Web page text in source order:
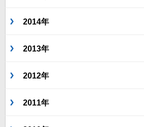
2014年
2013年
2012年
2011年